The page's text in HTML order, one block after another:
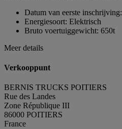
Datum van eerste inschrijving:
Energiesoort: Elektrisch
Bruto voertuiggewicht: 650t
Meer details
Verkooppunt
BERNIS TRUCKS POITIERS
Rue des Landes
Zone République III
86000 POITIERS
France